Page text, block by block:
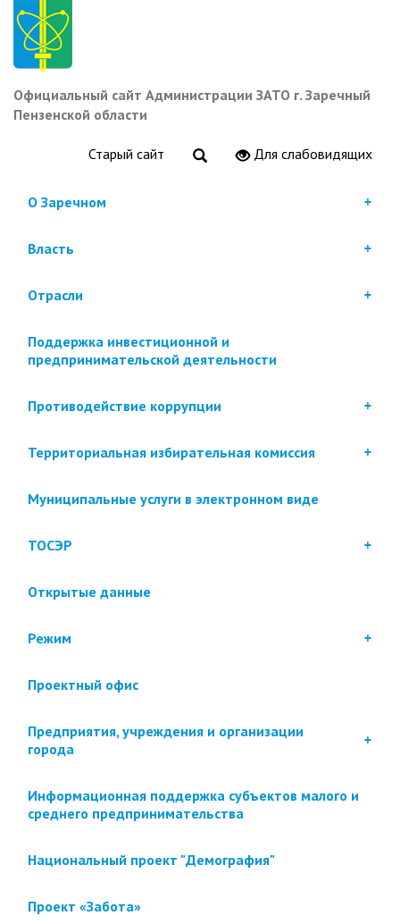
Перейти
основному
содержанию
Официальный сайт Администрации ЗАТО г. Заречный
Пензенской области
Старый сайт Для слабовидящих
О Заречном
Власть
Отрасли
Поддержка инвестиционной и
предпринимательской деятельности
Противодействие коррупции
Территориальная избирательная комиссия
Муниципальные услуги в электронном виде
ТОСЭР
Открытые данные
Режим
Проектный офис
Предприятия, учреждения и организации
города
Информационная поддержка субъектов малого и
среднего предпринимательства
Национальный проект "Демография"
Проект «Забота»